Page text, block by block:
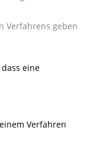
Verfahrens geben
eine
Verfahren